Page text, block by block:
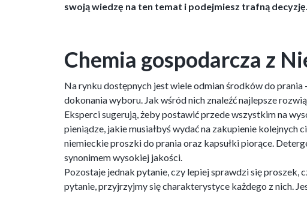
swoją wiedzę na ten temat i podejmiesz trafną decyzję.
Chemia gospodarcza z
Na rynku dostępnych jest wiele odmian środków do prania
dokonania wyboru. Jak wśród nich znaleźć najlepsze
Eksperci sugerują, żeby postawić przede wszystkim na
pieniądze, jakie musiałbyś wydać na zakupienie kolejnych
niemieckie proszki do prania oraz kapsułki piorące.
synonimem wysokiej jakości.
Pozostaje jednak pytanie, czy lepiej sprawdzi się
pytanie, przyjrzyjmy się charakterystyce każdego z nich.